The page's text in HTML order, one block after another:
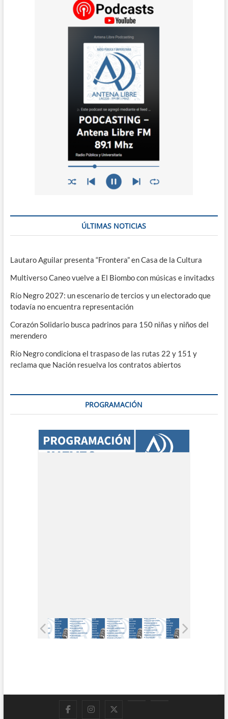
ÚLTIMAS NOTICIAS
Lautaro Aguilar presenta “Frontera” en Casa de la Cultura
Multiverso Caneo vuelve a El Biombo con músicas e invitadxs
Río Negro 2027: un escenario de tercios y un electorado que
todavía no encuentra representación
Corazón Solidario busca padrinos para 150 niñas y niños del
merendero
Río Negro condiciona el traspaso de las rutas 22 y 151 y
reclama que Nación resuelva los contratos abiertos
PROGRAMACIÓN
FacebookInstagram